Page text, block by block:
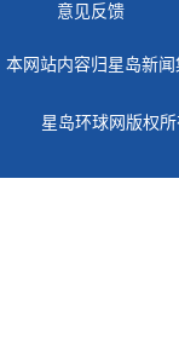
意见反馈
本网站内容归星岛新
星岛环球网版权